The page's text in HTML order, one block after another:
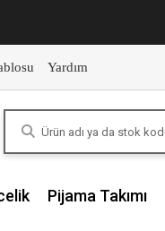
Yardım
Pijama Takımı